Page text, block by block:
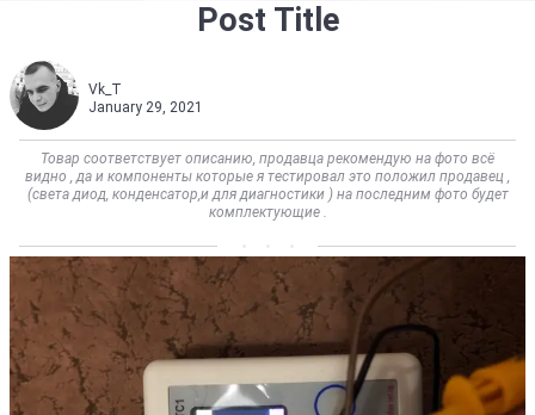
Post Title
Vk_T
January 29, 2021
Товар соответствует описанию, продавца рекомендую на фото всё
видно , да и компоненты которые я тестировал это положил продавец ,
(света диод, конденсатор,и для диагностики ) на последним фото будет
комплектующие .